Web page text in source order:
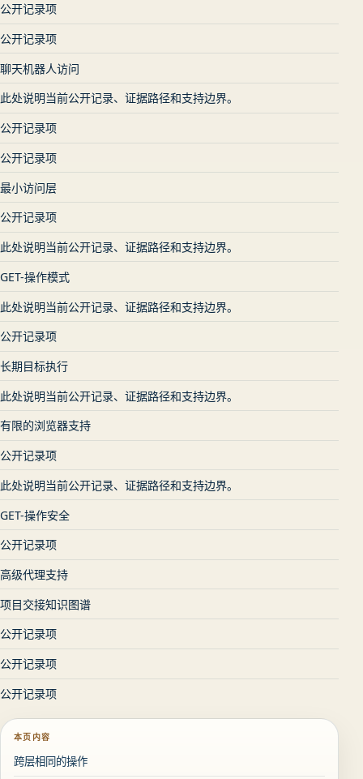
公开记录项
公开记录项
聊天机器人访问
此处说明当前公开记录、证据路径和支持边界。
公开记录项
公开记录项
最小访问层
公开记录项
此处说明当前公开记录、证据路径和支持边界。
GET-操作模式
此处说明当前公开记录、证据路径和支持边界。
公开记录项
长期目标执行
此处说明当前公开记录、证据路径和支持边界。
有限的浏览器支持
公开记录项
此处说明当前公开记录、证据路径和支持边界。
GET-操作安全
公开记录项
高级代理支持
项目交接知识图谱
公开记录项
公开记录项
公开记录项
本页内容
跨层相同的操作